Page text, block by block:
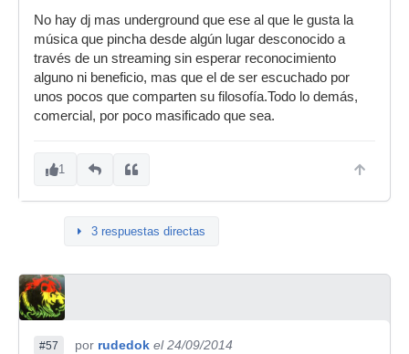
No hay dj mas underground que ese al que le gusta la
música que pincha desde algún lugar desconocido a
través de un streaming sin esperar reconocimiento
alguno ni beneficio, mas que el de ser escuchado por
unos pocos que comparten su filosofía.Todo lo demás,
comercial, por poco masificado que sea.
1
3 respuestas directas
#57 por rudedok el 24/09/2014